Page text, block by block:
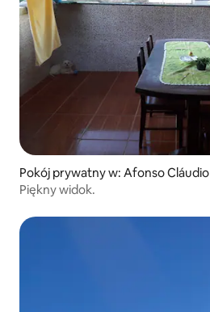
Pokój prywatny w: Afonso Cláudio
Piękny widok.